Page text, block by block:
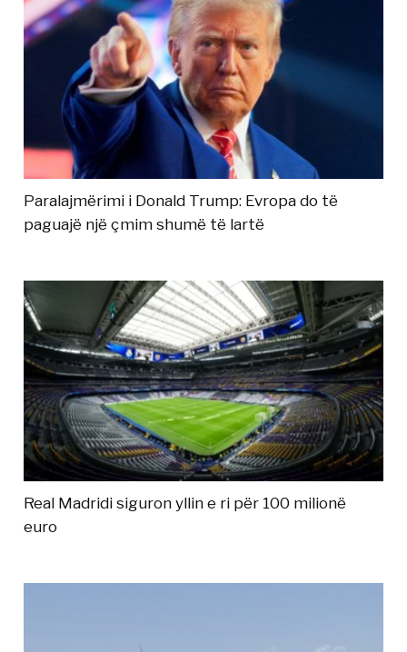
Paralajmërimi i Donald Trump: Evropa do të
paguajë një çmim shumë të lartë
Real Madridi siguron yllin e ri për 100 milionë
euro